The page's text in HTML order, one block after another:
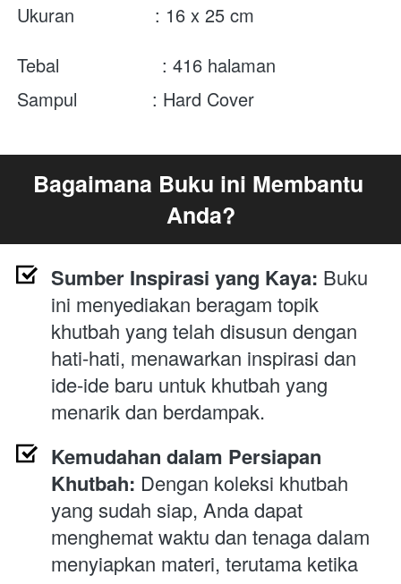
Ukuran               : 16 x 25 cm
Tebal	           : 416 halaman
Sampul              : Hard Cover
Bagaimana Buku ini Membantu
Anda?
Sumber Inspirasi yang Kaya: Buku
ini menyediakan beragam topik
khutbah yang telah disusun dengan
hati-hati, menawarkan inspirasi dan
ide-ide baru untuk khutbah yang
menarik dan berdampak.
Kemudahan dalam Persiapan
Khutbah: Dengan koleksi khutbah
yang sudah siap, Anda dapat
menghemat waktu dan tenaga dalam
menyiapkan materi, terutama ketika